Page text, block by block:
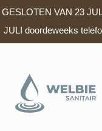
GESLOTEN VAN 23
JULI doordeweeks